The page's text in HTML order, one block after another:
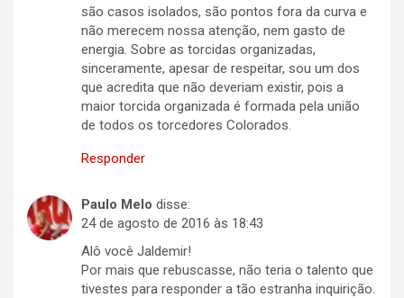
são casos isolados, são pontos fora da curva e
não merecem nossa atenção, nem gasto de
energia. Sobre as torcidas organizadas,
sinceramente, apesar de respeitar, sou um dos
que acredita que não deveriam existir, pois a
maior torcida organizada é formada pela união
de todos os torcedores Colorados.
Responder
Paulo Melo disse:
24 de agosto de 2016 às 18:43
Alô você Jaldemir!
Por mais que rebuscasse, não teria o talento que
tivestes para responder a tão estranha inquirição.